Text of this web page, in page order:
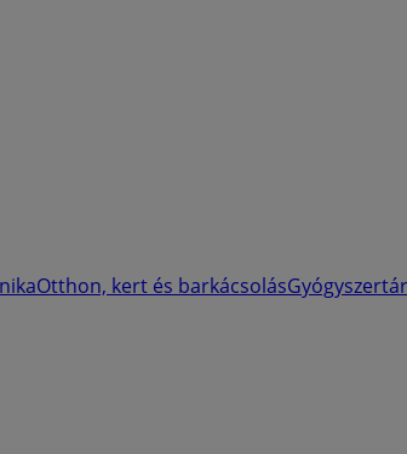
Otthon, kert és barkácsolás